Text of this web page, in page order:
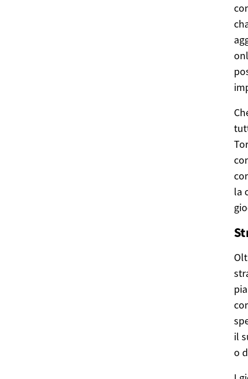
la
il
o